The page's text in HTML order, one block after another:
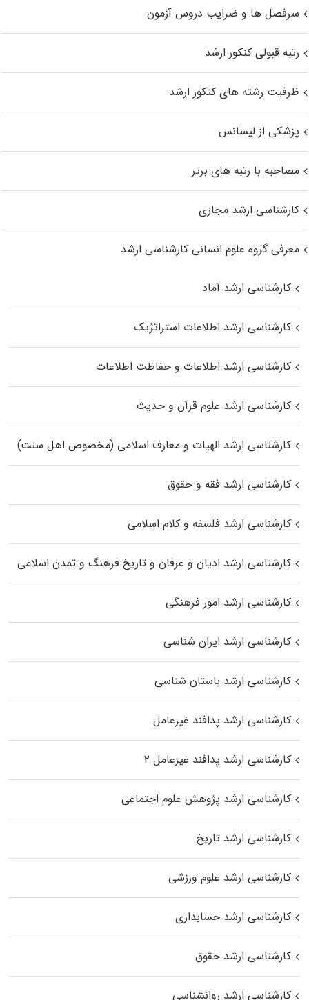
سرفصل ها و ضرایب دروس آزمون
رتبه قبولی کنکور ارشد
ظرفیت رشته های کنکور ارشد
پزشکی از لیسانس
مصاحبه با رتبه های برتر
کارشناسی ارشد مجازی
معرفی گروه علوم انسانی کارشناسی ارشد
کارشناسی ارشد آماد
کارشناسی ارشد اطلاعات استراتژیک
کارشناسی ارشد اطلاعات و حفاظت اطلاعات
کارشناسی ارشد علوم قرآن و حدیث
کارشناسی ارشد الهیات و معارف اسلامی (مخصوص اهل سنت)
کارشناسی ارشد فقه و حقوق
کارشناسی ارشد فلسفه و کلام اسلامی
کارشناسی ارشد ادیان و عرفان و تاریخ فرهنگ و تمدن اسلامی
کارشناسی ارشد امور فرهنگی
کارشناسی ارشد ایران شناسی
کارشناسی ارشد باستان شناسی
کارشناسی ارشد پدافند غیرعامل
کارشناسی ارشد پدافند غیرعامل ۲
کارشناسی ارشد پژوهش علوم اجتماعی
کارشناسی ارشد تاریخ
کارشناسی ارشد علوم ورزشی
کارشناسی ارشد حسابداری
کارشناسی ارشد حقوق
کارشناسی ارشد روانشناسی